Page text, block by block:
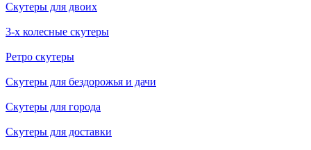
Скутеры для двоих
3-х колесные скутеры
Ретро скутеры
Скутеры для бездорожья и дачи
Скутеры для города
Скутеры для доставки